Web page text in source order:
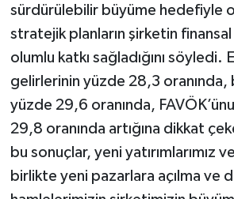
sürdürülebilir büyüme hedefiyle
stratejik planların şirketin
olumlu katkı sağladığını söyledi.
gelirlerinin yüzde 28,3 oranında,
yüzde 29,6 oranında,
29,8 oranında artığına dikkat
bu sonuçlar, yeni yatırımlarımız
birlikte yeni pazarlara açılma ve